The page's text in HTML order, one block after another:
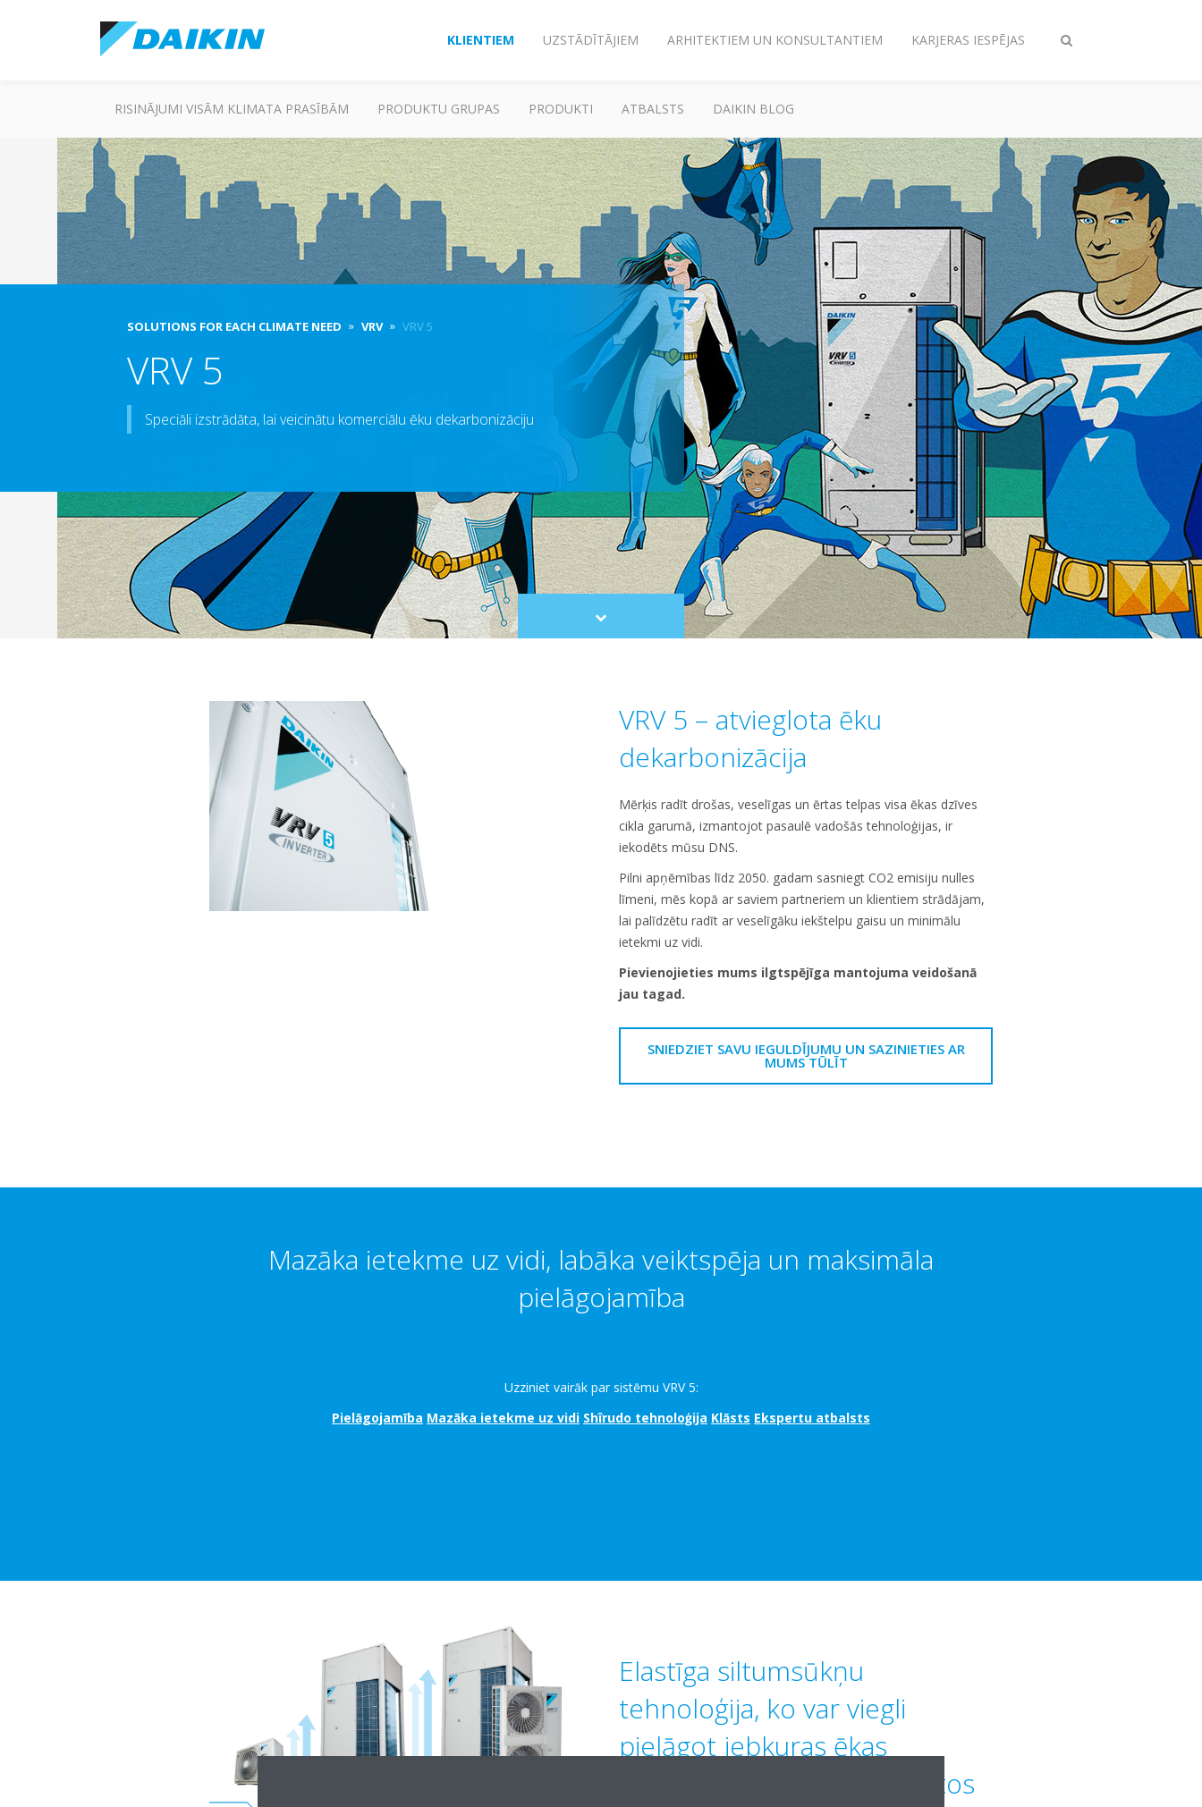
Pārslēgt
KLIENTIEM UZSTĀDĪTĀJIEM ARHITEKTIEM UN KONSULTANTIEM KARJERAS IESPĒJAS
RISINĀJUMI VISĀM KLIMATA PRASĪBĀM PRODUKTU GRUPAS PRODUKTI ATBALSTS DAIKIN BLOG
SOLUTIONS FOR EACH CLIMATE NEED VRV VRV 5
VRV 5
Speciāli izstrādāta, lai veicinātu komerciālu ēku dekarbonizāciju
Scroll
to
VRV 5 – atvieglota ēku
dekarbonizācija
Mērķis radīt drošas, veselīgas un ērtas telpas visa ēkas dzīves
cikla garumā, izmantojot pasaulē vadošās tehnoloģijas, ir
iekodēts mūsu DNS.
Pilni apņēmības līdz 2050. gadam sasniegt CO2 emisiju nulles
līmeni, mēs kopā ar saviem partneriem un klientiem strādājam,
lai palīdzētu radīt ar veselīgāku iekštelpu gaisu un minimālu
ietekmi uz vidi.
Pievienojieties mums ilgtspējīga mantojuma veidošanā
jau tagad.
SNIEDZIET SAVU IEGULDĪJUMU UN SAZINIETIES AR
MUMS TŪLĪT
Mazāka ietekme uz vidi, labāka veiktspēja un maksimāla
pielāgojamība
Uzziniet vairāk par sistēmu VRV 5:
Pielāgojamība Mazāka ietekme uz vidi Shîrudo tehnoloģija Klāsts Ekspertu atbalsts
Elastīga siltumsūkņu
tehnoloģija, ko var viegli
pielāgot jebkuras ēkas
vajadzībām, lai kur tā atrastos